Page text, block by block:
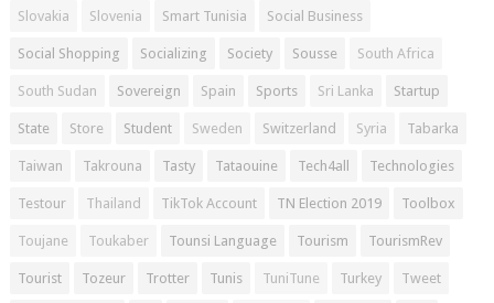
Slovakia Slovenia Smart Tunisia Social Business
Social Shopping Socializing Society Sousse South Africa
South Sudan Sovereign Spain Sports Sri Lanka Startup
State Store Student Sweden Switzerland Syria Tabarka
Taiwan Takrouna Tasty Tataouine Tech4all Technologies
Testour Thailand TikTok Account TN Election 2019 Toolbox
Toujane Toukaber Tounsi Language Tourism TourismRev
Tourist Tozeur Trotter Tunis TuniTune Turkey Tweet